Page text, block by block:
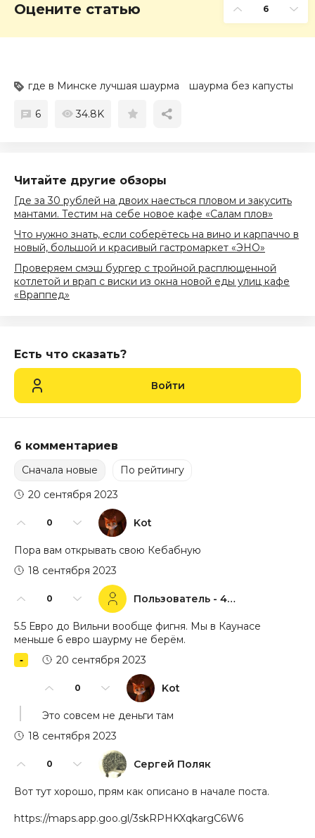
Оцените статью 6
где в Минске лучшая шаурма шаурма без капусты
6 34.8K
Читайте другие обзоры
Где за 30 рублей на двоих наесться пловом и закусить
мантами. Тестим на себе новое кафе «Салам плов»
Что нужно знать, если соберётесь на вино и карпаччо в
новый, большой и красивый гастромаркет «ЭНО»
Проверяем смэш бургер с тройной расплющенной
котлетой и врап с виски из окна новой еды улиц кафе
«Враппед»
Есть что сказать?
Войти
6 комментариев
Сначала новые По рейтингу
0 Kot
20 сентября 2023
Пора вам открывать свою Кебабную
0 Пользователь - 43893
18 сентября 2023
5.5 Евро до Вильни вообще фигня. Мы в Каунасе
меньше 6 евро шаурму не берём.
0 Kot
20 сентября 2023
Это совсем не деньги там
0 Сергей Поляк
18 сентября 2023
Вот тут хорошо, прям как описано в начале поста.
https://maps.app.goo.gl/3skRPHKXqkargC6W6